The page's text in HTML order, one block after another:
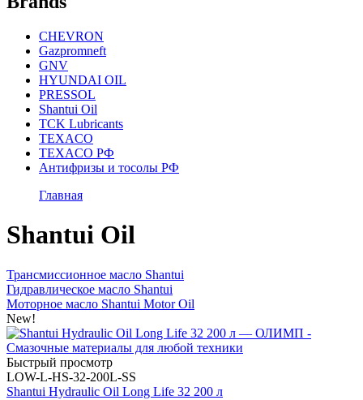
CHEVRON
Gazpromneft
GNV
HYUNDAI OIL
PRESSOL
Shantui Oil
TCK Lubricants
TEXACO
TEXACO РФ
Антифризы и тосолы РФ
Главная
Shantui Oil
Трансмиссионное масло Shantui
Гидравлическое масло Shantui
Моторное масло Shantui Motor Oil
New!
Быстрый просмотр
LOW-L-HS-32-200L-SS
Shantui Hydraulic Oil Long Life 32 200 л